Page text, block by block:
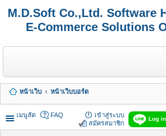
M.D.Soft Co.,Ltd. Software
E-Commerce Solutions
หน้าเว็บ
หน้าเว็บบอร์ด
เมนูลัด
Log
FAQ
เข้าสู่ระบบ
สมัครสมาชิก